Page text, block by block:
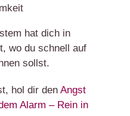
hat dich in
wo du schnell auf
sollst.
hol dir den Angst
Alarm – Rein in